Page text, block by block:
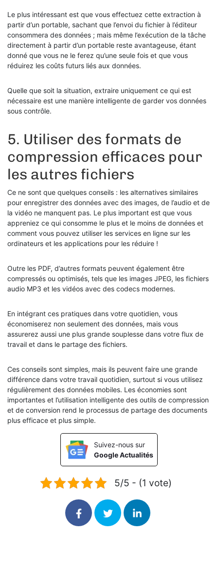
Le plus intéressant est que vous effectuez cette extraction à
partir d’un portable, sachant que l’envoi du fichier à l’éditeur
consommera des données ; mais même l’exécution de la tâche
directement à partir d’un portable reste avantageuse, étant
donné que vous ne le ferez qu’une seule fois et que vous
réduirez les coûts futurs liés aux données.
Quelle que soit la situation, extraire uniquement ce qui est
nécessaire est une manière intelligente de garder vos données
sous contrôle.
5. Utiliser des formats de
compression efficaces pour
les autres fichiers
Ce ne sont que quelques conseils : les alternatives similaires
pour enregistrer des données avec des images, de l’audio et de
la vidéo ne manquent pas. Le plus important est que vous
appreniez ce qui consomme le plus et le moins de données et
comment vous pouvez utiliser les services en ligne sur les
ordinateurs et les applications pour les réduire !
Outre les PDF, d’autres formats peuvent également être
compressés ou optimisés, tels que les images JPEG, les fichiers
audio MP3 et les vidéos avec des codecs modernes.
En intégrant ces pratiques dans votre quotidien, vous
économiserez non seulement des données, mais vous
assurerez aussi une plus grande souplesse dans votre flux de
travail et dans le partage des fichiers.
Ces conseils sont simples, mais ils peuvent faire une grande
différence dans votre travail quotidien, surtout si vous utilisez
régulièrement des données mobiles. Les économies sont
importantes et l’utilisation intelligente des outils de compression
et de conversion rend le processus de partage des documents
plus efficace et plus simple.
Suivez-nous sur
Google Actualités
5/5 - (1 vote)